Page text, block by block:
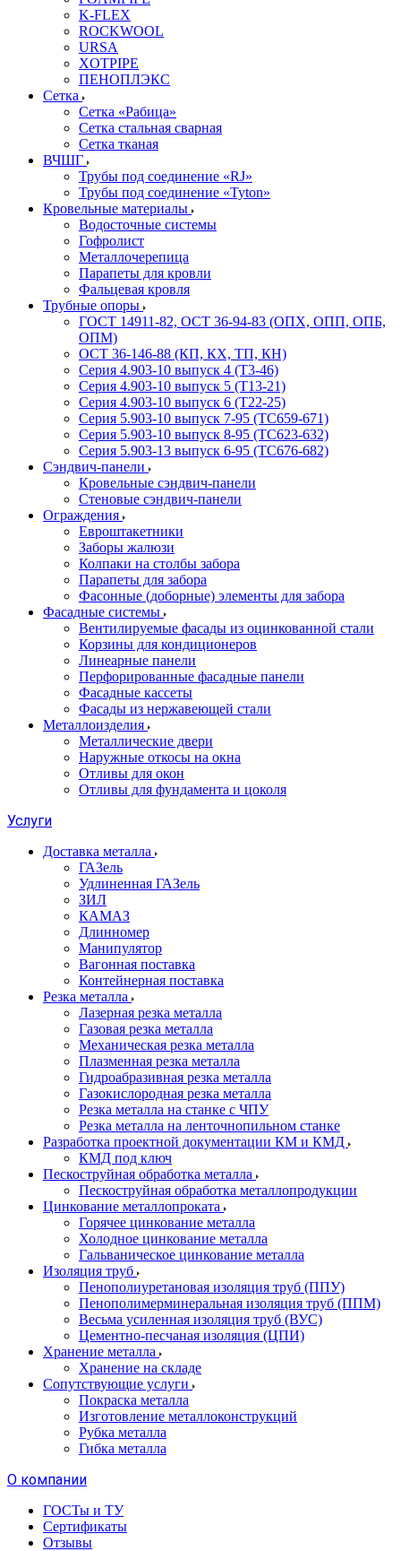
K-FLEX
ROCKWOOL
URSA
XOTPIPE
ПЕНОПЛЭКС
Сетка
Сетка «Рабица»
Сетка стальная сварная
Сетка тканая
ВЧШГ
Трубы под соединение «RJ»
Трубы под соединение «Tyton»
Кровельные материалы
Водосточные системы
Гофролист
Металлочерепица
Парапеты для кровли
Фальцевая кровля
Трубные опоры
ГОСТ 14911-82, ОСТ 36-94-83 (ОПХ, ОПП, ОПБ,
ОПМ)
ОСТ 36-146-88 (КП, КХ, ТП, КН)
Серия 4.903-10 выпуск 4 (Т3-46)
Серия 4.903-10 выпуск 5 (Т13-21)
Серия 4.903-10 выпуск 6 (Т22-25)
Серия 5.903-10 выпуск 7-95 (ТС659-671)
Серия 5.903-10 выпуск 8-95 (ТС623-632)
Серия 5.903-13 выпуск 6-95 (ТС676-682)
Сэндвич-панели
Кровельные сэндвич-панели
Стеновые сэндвич-панели
Ограждения
Евроштакетники
Заборы жалюзи
Колпаки на столбы забора
Парапеты для забора
Фасонные (доборные) элементы для забора
Фасадные системы
Вентилируемые фасады из оцинкованной стали
Корзины для кондиционеров
Линеарные панели
Перфорированные фасадные панели
Фасадные кассеты
Фасады из нержавеющей стали
Металлоизделия
Металлические двери
Наружные откосы на окна
Отливы для окон
Отливы для фундамента и цоколя
Услуги
Доставка металла
ГАЗель
Удлиненная ГАЗель
ЗИЛ
КАМАЗ
Длинномер
Манипулятор
Вагонная поставка
Контейнерная поставка
Резка металла
Лазерная резка металла
Газовая резка металла
Механическая резка металла
Плазменная резка металла
Гидроабразивная резка металла
Газокислородная резка металла
Резка металла на станке с ЧПУ
Резка металла на ленточнопильном станке
Разработка проектной документации КМ и КМД
КМД под ключ
Пескоструйная обработка металла
Пескоструйная обработка металлопродукции
Цинкование металлопроката
Горячее цинкование металла
Холодное цинкование металла
Гальваническое цинкование металла
Изоляция труб
Пенополиуретановая изоляция труб (ППУ)
Пенополимерминеральная изоляция труб (ППМ)
Весьма усиленная изоляция труб (ВУС)
Цементно-песчаная изоляция (ЦПИ)
Хранение металла
Хранение на складе
Сопутствующие услуги
Покраска металла
Изготовление металлоконструкций
Рубка металла
Гибка металла
О компании
ГОСТы и ТУ
Сертификаты
Отзывы